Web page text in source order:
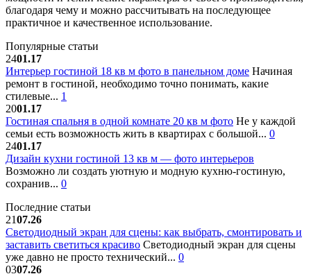
благодаря чему и можно рассчитывать на последующее
практичное и качественное использование.
Популярные статьи
2401.17
Интерьер гостиной 18 кв м фото в панельном доме Начиная
ремонт в гостиной, необходимо точно понимать, какие
стилевые... 1
2001.17
Гостиная спальня в одной комнате 20 кв м фото Не у каждой
семьи есть возможность жить в квартирах с большой... 0
2401.17
Дизайн кухни гостиной 13 кв м — фото интерьеров
Возможно ли создать уютную и модную кухню-гостиную,
сохранив... 0
Последние статьи
2107.26
Светодиодный экран для сцены: как выбрать, смонтировать и
заставить светиться красиво Светодиодный экран для сцены
уже давно не просто технический... 0
0307.26